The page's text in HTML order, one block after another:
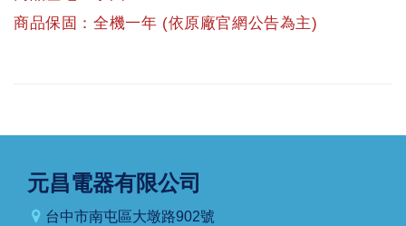
商品保固：全機一年 (依原廠官網公告為主)
元昌電器有限公司
台中市南屯區大墩路902號